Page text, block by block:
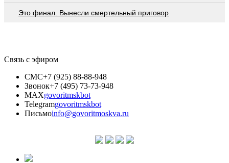
Это финал. Вынесли смертельный приговор
Связь с эфиром
СМС+7 (925) 88-88-948
Звонок+7 (495) 73-73-948
MAXgovoritmskbot
Telegramgovoritmskbot
Письмоinfo@govoritmoskva.ru